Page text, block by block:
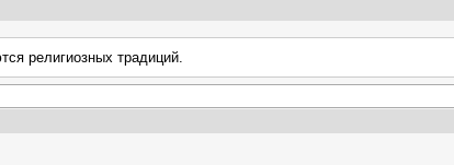
религиозных традиций.